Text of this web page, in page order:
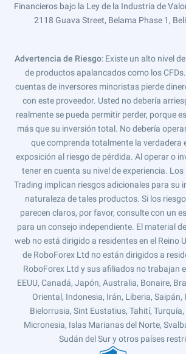
Financieros bajo la Ley de la Industria de
2118 Guava Street, Belama Phase 1,
Advertencia de Riesgo: Existe un alto nivel
de productos apalancados como los
cuentas de inversores minoristas pierde
con este proveedor. Usted no debería
realmente se pueda permitir perder, porque
más que su inversión total. No debería
que comprenda totalmente la verdadera
exposición al riesgo de pérdida. Al operar o
tener en cuenta su nivel de experiencia. Los
Trading implican riesgos adicionales para su
naturaleza de tales productos. Si los
parecen claros, por favor, consulte con un
para un consejo independiente. El material
web no está dirigido a residentes en el Reino
de RoboForex Ltd no están dirigidos a
RoboForex Ltd y sus afiliados no trabajan
EEUU, Canadá, Japón, Australia, Bonaire,
Oriental, Indonesia, Irán, Liberia, Saipán,
Bielorrusia, Sint Eustatius, Tahití,
Micronesia, Islas Marianas del Norte,
Sudán del Sur y otros países